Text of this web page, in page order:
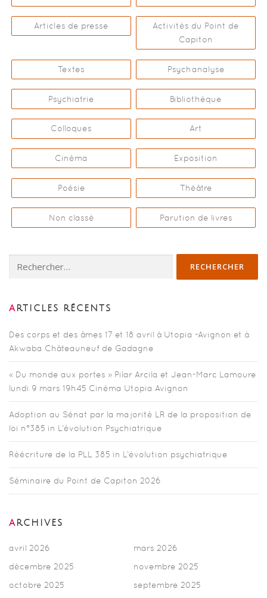
Articles de presse
Activités du Point de
Capiton
Textes Psychanalyse
Psychiatrie Bibliothèque
Colloques Art
Cinéma Exposition
Poésie Théâtre
Non classé Parution de livres
ARTICLES RÉCENTS
Des corps et des âmes 17 et 18 avril à Utopia -Avignon et à
Akwaba Châteauneuf de Gadagne
« Du monde aux portes » Pilar Arcila et Jean-Marc Lamoure
lundi 9 mars 19h45 Cinéma Utopia Avignon
Adoption au Sénat par la majorité LR de la proposition de
loi n°385 in L’évolution Psychiatrique
Réécriture de la PLL 385 in L’évolution psychiatrique
Séminaire du Point de Capiton 2026
ARCHIVES
avril 2026
mars 2026
décembre 2025
novembre 2025
octobre 2025
septembre 2025